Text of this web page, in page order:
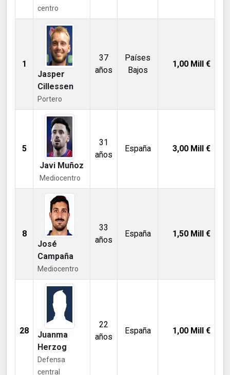
centro
1
Jasper
Cillessen
Portero
37
años
Países
Bajos
1,00 Mill €
5
Javi Muñoz
Mediocentro
31
años
España 3,00 Mill €
8
José
Campaña
Mediocentro
33
años
España 1,50 Mill €
28
Juanma
Herzog
Defensa
central
22
años
España 1,00 Mill €